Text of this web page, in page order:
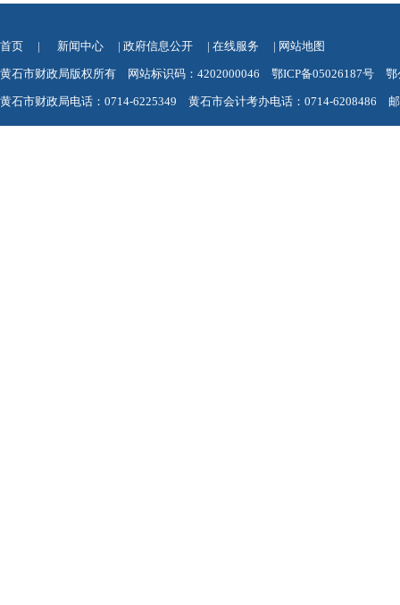
首页 | 新闻中心 | 政府信息公开 | 在线服务 | 网站地图
黄石市财政局版权所有 网站标识码：4202000046 鄂ICP备05026187号 鄂
黄石市财政局电话：0714-6225349 黄石市会计考办电话：0714-6208486